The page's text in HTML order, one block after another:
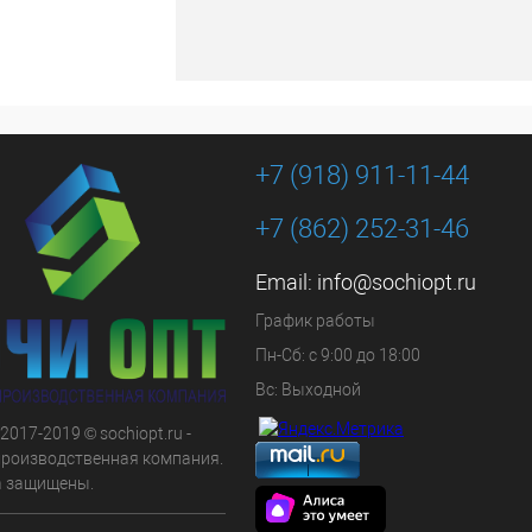
2019 © sochiopt.ru -
компания.
защищены.
+7 (918) 911-11-44
+7 (862) 252-31-46
Email: info@sochiopt.ru
График работы
Пн-Сб: с 9:00 до 18:00
Вс: Выходной